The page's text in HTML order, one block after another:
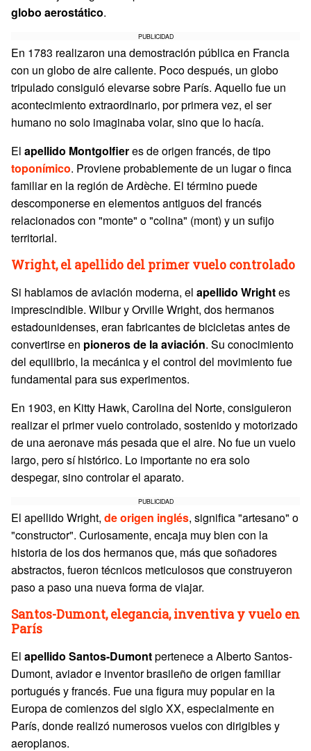
globo aerostático.
PUBLICIDAD
En 1783 realizaron una demostración pública en Francia
con un globo de aire caliente. Poco después, un globo
tripulado consiguió elevarse sobre París. Aquello fue un
acontecimiento extraordinario, por primera vez, el ser
humano no solo imaginaba volar, sino que lo hacía.
El apellido Montgolfieres de origen francés, de tipo
toponímico. Proviene probablemente de un lugar o finca
familiar en la región de Ardèche. El término puede
descomponerse en elementos antiguos del francés
relacionados con "monte" o "colina" (mont) y un sufijo
territorial.
Wright, el apellido del primer vuelo controlado
Si hablamos de aviación moderna, el apellido Wrightes
imprescindible. Wilbur y Orville Wright, dos hermanos
estadounidenses, eran fabricantes de bicicletas antes de
convertirse en pioneros de la aviación. Su conocimiento
del equilibrio, la mecánica y el control del movimiento fue
fundamental para sus experimentos.
En 1903, en Kitty Hawk, Carolina del Norte, consiguieron
realizar el primer vuelo controlado, sostenido y motorizado
de una aeronave más pesada que el aire. No fue un vuelo
largo, pero sí histórico. Lo importante no era solo
despegar, sino controlar el aparato.
PUBLICIDAD
El apellido Wright, de origen inglés, significa "artesano" o
"constructor". Curiosamente, encaja muy bien con la
historia de los dos hermanos que, más que soñadores
abstractos, fueron técnicos meticulosos que construyeron
paso a paso una nueva forma de viajar.
Santos-Dumont, elegancia, inventiva y vuelo en
París
El apellido Santos-Dumontpertenece a Alberto Santos-
Dumont, aviador e inventor brasileño de origen familiar
portugués y francés. Fue una figura muy popular en la
Europa de comienzos del siglo XX, especialmente en
París, donde realizó numerosos vuelos con dirigibles y
aeroplanos.